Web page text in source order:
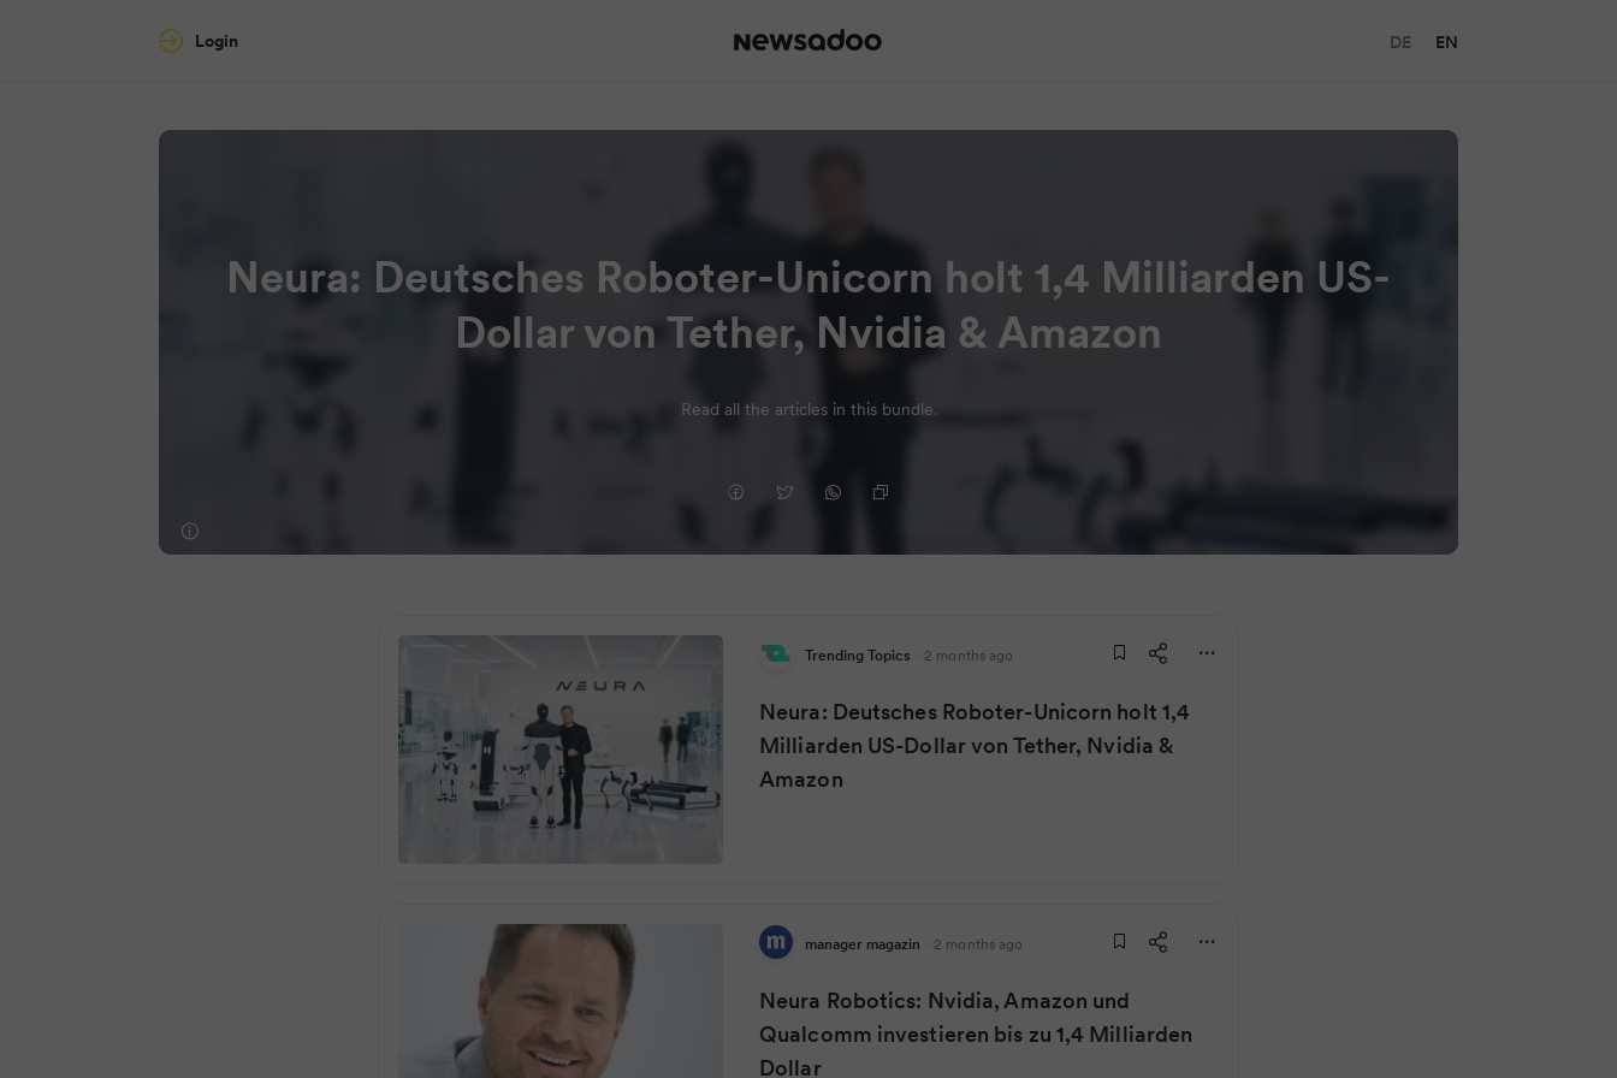
Login DE EN
Neura: Deutsches Roboter-Unicorn holt 1,4 Milliarden US-
Dollar von Tether, Nvidia & Amazon
Read all the articles in this bundle.
Trending Topics · 2 months ago
Neura: Deutsches Roboter-Unicorn holt 1,4
Milliarden US-Dollar von Tether, Nvidia &
Amazon
manager magazin · 2 months ago
Neura Robotics: Nvidia, Amazon und
Qualcomm investieren bis zu 1,4 Milliarden
Dollar